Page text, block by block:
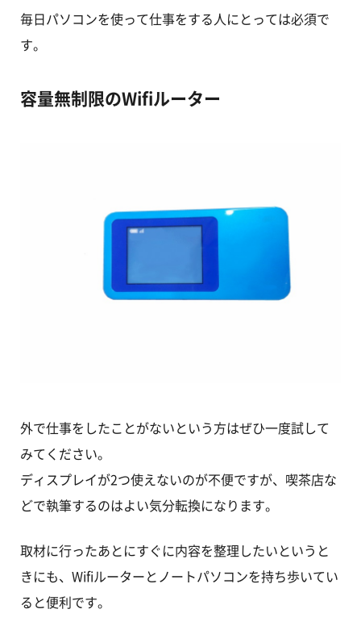
毎日パソコンを使って仕事をする人にとっては必須で
す。
容量無制限のWifiルーター
外で仕事をしたことがないという方はぜひ一度試して
みてください。
ディスプレイが2つ使えないのが不便ですが、喫茶店な
どで執筆するのはよい気分転換になります。
取材に行ったあとにすぐに内容を整理したいというと
きにも、Wifiルーターとノートパソコンを持ち歩いてい
ると便利です。